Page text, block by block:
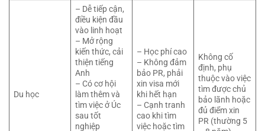
Du học
– Dễ tiếp cận,
điều kiện đầu
vào linh hoạt
– Mở rộng
kiến thức, cải
thiện tiếng
Anh
– Có cơ hội
làm thêm và
tìm việc ở Úc
sau tốt
nghiệp
– Học phí cao
– Không đảm
bảo PR, phải
xin visa mới
khi hết hạn
– Cạnh tranh
cao khi tìm
việc hoặc tìm
Không cố
định, phụ
thuộc vào việc
tìm được chủ
bảo lãnh hoặc
đủ điểm xin
PR (thường 5